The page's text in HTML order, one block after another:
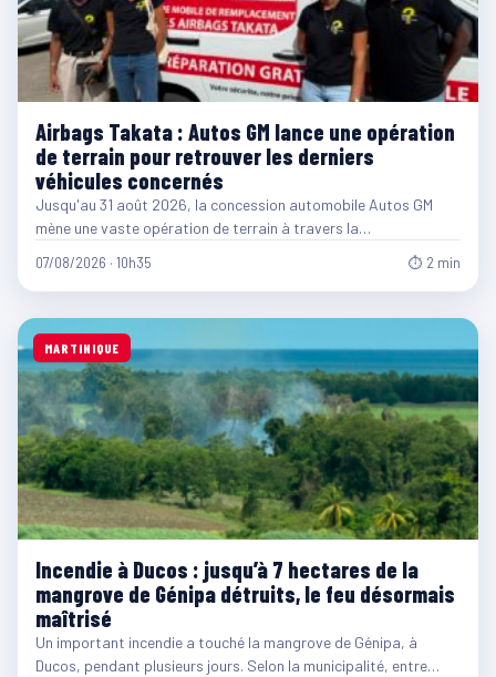
Airbags Takata : Autos GM lance une opération
de terrain pour retrouver les derniers
véhicules concernés
Jusqu'au 31 août 2026, la concession automobile Autos GM
mène une vaste opération de terrain à travers la…
07/08/2026 · 10h35 ⏱ 2 min
MARTINIQUE
Incendie à Ducos : jusqu’à 7 hectares de la
mangrove de Génipa détruits, le feu désormais
maîtrisé
Un important incendie a touché la mangrove de Génipa, à
Ducos, pendant plusieurs jours. Selon la municipalité, entre…